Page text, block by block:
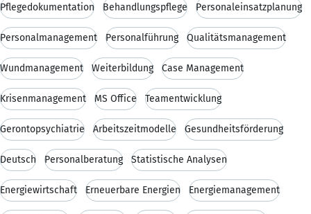
Pflegedokumentation Behandlungspflege Personaleinsatzplanung
Personalmanagement Personalführung Qualitätsmanagement
Wundmanagement Weiterbildung Case Management
Krisenmanagement MS Office Teamentwicklung
Gerontopsychiatrie Arbeitszeitmodelle Gesundheitsförderung
Deutsch Personalberatung Statistische Analysen
Energiewirtschaft Erneuerbare Energien Energiemanagement